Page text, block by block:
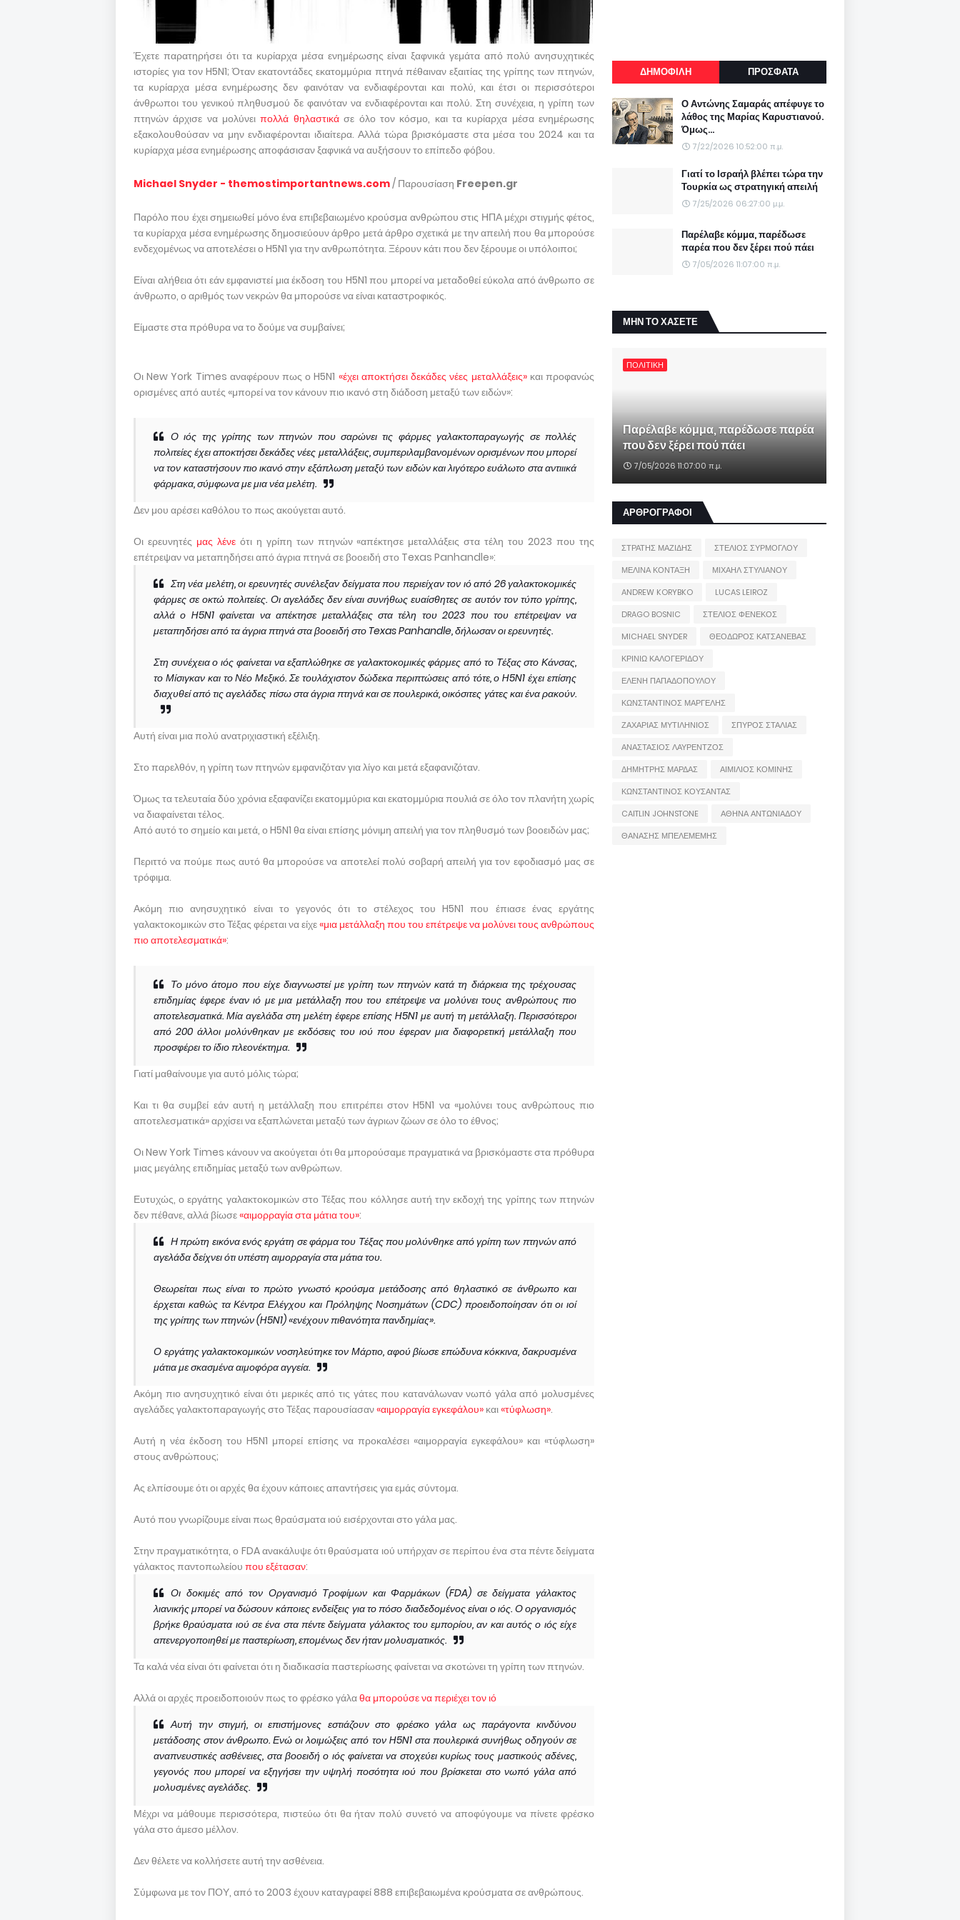
Έχετε παρατηρήσει ότι τα κυρίαρχα μέσα ενημέρωσης είναι ξαφνικά γεμάτα από πολύ ανησυχητικές
ιστορίες για τον H5N1; Όταν εκατοντάδες εκατομμύρια πτηνά πέθαιναν εξαιτίας της γρίπης των πτηνών,
τα κυρίαρχα μέσα ενημέρωσης δεν φαινόταν να ενδιαφέρονται και πολύ, και έτσι οι περισσότεροι
άνθρωποι του γενικού πληθυσμού δε φαινόταν να ενδιαφέρονται και πολύ. Στη συνέχεια, η γρίπη των
πτηνών άρχισε να μολύνειπολλά θηλαστικάσε όλο τον κόσμο, και τα κυρίαρχα μέσα ενημέρωσης
εξακολουθούσαν να μην ενδιαφέρονται ιδιαίτερα. Αλλά τώρα βρισκόμαστε στα μέσα του 2024 και τα
κυρίαρχα μέσα ενημέρωσης αποφάσισαν ξαφνικά να αυξήσουν το επίπεδο φόβου.
Michael Snyder - themostimportantnews.com/ Παρουσίαση Freepen.gr
Παρόλο που έχει σημειωθεί μόνο ένα επιβεβαιωμένο κρούσμα ανθρώπου στις ΗΠΑ μέχρι στιγμής φέτος,
τα κυρίαρχα μέσα ενημέρωσης δημοσιεύουν άρθρο μετά άρθρο σχετικά με την απειλή που θα μπορούσε
ενδεχομένως να αποτελέσει ο H5N1 για την ανθρωπότητα. Ξέρουν κάτι που δεν ξέρουμε οι υπόλοιποι;
Είναι αλήθεια ότι εάν εμφανιστεί μια έκδοση του H5N1 που μπορεί να μεταδοθεί εύκολα από άνθρωπο σε
άνθρωπο, ο αριθμός των νεκρών θα μπορούσε να είναι καταστροφικός.
Είμαστε στα πρόθυρα να το δούμε να συμβαίνει;
Οι New York Times αναφέρουν πως ο H5N1 «έχει αποκτήσει δεκάδες νέες μεταλλάξεις»και προφανώς
ορισμένες από αυτές «μπορεί να τον κάνουν πιο ικανό στη διάδοση μεταξύ των ειδών»:
Ο ιός της γρίπης των πτηνών που σαρώνει τις φάρμες γαλακτοπαραγωγής σε πολλές
πολιτείες έχει αποκτήσει δεκάδες νέες μεταλλάξεις, συμπεριλαμβανομένων ορισμένων που μπορεί
να τον καταστήσουν πιο ικανό στην εξάπλωση μεταξύ των ειδών και λιγότερο ευάλωτο στα αντιιικά
φάρμακα, σύμφωνα με μια νέα μελέτη.
Δεν μου αρέσει καθόλου το πως ακούγεται αυτό.
Οι ερευνητές μας λένεότι η γρίπη των πτηνών «απέκτησε μεταλλάξεις στα τέλη του 2023 που της
επέτρεψαν να μεταπηδήσει από άγρια ​​πτηνά σε βοοειδή στο Texas Panhandle»:
Στη νέα μελέτη, οι ερευνητές συνέλεξαν δείγματα που περιείχαν τον ιό από 26 γαλακτοκομικές
φάρμες σε οκτώ πολιτείες. Οι αγελάδες δεν είναι συνήθως ευαίσθητες σε αυτόν τον τύπο γρίπης,
αλλά ο H5N1 φαίνεται να απέκτησε μεταλλάξεις στα τέλη του 2023 που του επέτρεψαν να
μεταπηδήσει από τα άγρια πτηνά στα βοοειδή στο Texas Panhandle, δήλωσαν οι ερευνητές.
Στη συνέχεια ο ιός φαίνεται να εξαπλώθηκε σε γαλακτοκομικές φάρμες από το Τέξας στο Κάνσας,
το Μίσιγκαν και το Νέο Μεξικό. Σε τουλάχιστον δώδεκα περιπτώσεις από τότε, ο H5N1 έχει επίσης
διαχυθεί από τις αγελάδες πίσω στα άγρια πτηνά και σε πουλερικά, οικόσιτες γάτες και ένα ρακούν.
Αυτή είναι μια πολύ ανατριχιαστική εξέλιξη.
Στο παρελθόν, η γρίπη των πτηνών εμφανιζόταν για λίγο και μετά εξαφανιζόταν.
Όμως τα τελευταία δύο χρόνια εξαφανίζει εκατομμύρια και εκατομμύρια πουλιά σε όλο τον πλανήτη χωρίς
να διαφαίνεται τέλος.
Από αυτό το σημείο και μετά, ο H5N1 θα είναι επίσης μόνιμη απειλή για τον πληθυσμό των βοοειδών μας;
Περιττό να πούμε πως αυτό θα μπορούσε να αποτελεί πολύ σοβαρή απειλή για τον εφοδιασμό μας σε
τρόφιμα.
Ακόμη πιο ανησυχητικό είναι το γεγονός ότι το στέλεχος του H5N1 που έπιασε ένας εργάτης
γαλακτοκομικών στο Τέξας φέρεται να είχε«μια μετάλλαξη που του επέτρεψε να μολύνει τους ανθρώπους
πιο αποτελεσματικά»:
Το μόνο άτομο που είχε διαγνωστεί με γρίπη των πτηνών κατά τη διάρκεια της τρέχουσας
επιδημίας έφερε έναν ιό με μια μετάλλαξη που του επέτρεψε να μολύνει τους ανθρώπους πιο
αποτελεσματικά. Μία αγελάδα στη μελέτη έφερε επίσης H5N1 με αυτή τη μετάλλαξη. Περισσότεροι
από 200 άλλοι μολύνθηκαν με εκδόσεις του ιού που έφεραν μια διαφορετική μετάλλαξη που
προσφέρει το ίδιο πλεονέκτημα.
Γιατί μαθαίνουμε για αυτό μόλις τώρα;
Και τι θα συμβεί εάν αυτή η μετάλλαξη που επιτρέπει στον H5N1 να «μολύνει τους ανθρώπους πιο
αποτελεσματικά» αρχίσει να εξαπλώνεται μεταξύ των άγριων ζώων σε όλο το έθνος;
Οι New York Times κάνουν να ακούγεται ότι θα μπορούσαμε πραγματικά να βρισκόμαστε στα πρόθυρα
μιας μεγάλης επιδημίας μεταξύ των ανθρώπων.
Ευτυχώς, ο εργάτης γαλακτοκομικών στο Τέξας που κόλλησε αυτή την εκδοχή της γρίπης των πτηνών
δεν πέθανε, αλλά βίωσε«αιμορραγία στα μάτια του»:
Η πρώτη εικόνα ενός εργάτη σε φάρμα του Τέξας που μολύνθηκε από γρίπη των πτηνών από
αγελάδα δείχνει ότι υπέστη αιμορραγία στα μάτια του.
Θεωρείται πως είναι το πρώτο γνωστό κρούσμα μετάδοσης από θηλαστικό σε άνθρωπο και
έρχεται καθώς τα Κέντρα Ελέγχου και Πρόληψης Νοσημάτων (CDC) προειδοποίησαν ότι οι ιοί
της γρίπης των πτηνών (H5N1) «ενέχουν πιθανότητα πανδημίας».
Ο εργάτης γαλακτοκομικών νοσηλεύτηκε τον Μάρτιο, αφού βίωσε επώδυνα κόκκινα, δακρυσμένα
μάτια με σκασμένα αιμοφόρα αγγεία.
Ακόμη πιο ανησυχητικό είναι ότι μερικές από τις γάτες που κατανάλωναν νωπό γάλα από μολυσμένες
αγελάδες γαλακτοπαραγωγής στο Τέξας παρουσίασαν«αιμορραγία εγκεφάλου» και«τύφλωση».
Αυτή η νέα έκδοση του H5N1 μπορεί επίσης να προκαλέσει «αιμορραγία εγκεφάλου» και «τύφλωση»
στους ανθρώπους;
Ας ελπίσουμε ότι οι αρχές θα έχουν κάποιες απαντήσεις για εμάς σύντομα.
Αυτό που γνωρίζουμε είναι πως θραύσματα ιού εισέρχονται στο γάλα μας.
Στην πραγματικότητα, ο FDA ανακάλυψε ότι θραύσματα ιού υπήρχαν σε περίπου ένα στα πέντε δείγματα
γάλακτος παντοπωλείου που εξέτασαν:
Οι δοκιμές από τον Οργανισμό Τροφίμων και Φαρμάκων (FDA) σε δείγματα γάλακτος
λιανικής μπορεί να δώσουν κάποιες ενδείξεις για το πόσο διαδεδομένος είναι ο ιός. Ο οργανισμός
βρήκε θραύσματα ιού σε ένα στα πέντε δείγματα γάλακτος του εμπορίου, αν και αυτός ο ιός είχε
απενεργοποιηθεί με παστερίωση, επομένως δεν ήταν μολυσματικός.
Τα καλά νέα είναι ότι φαίνεται ότι η διαδικασία παστερίωσης φαίνεται να σκοτώνει τη γρίπη των πτηνών.
Αλλά οι αρχές προειδοποιούν πως το φρέσκο γάλαθα μπορούσε να περιέχει τον ιό
Αυτή την στιγμή, οι επιστήμονες εστιάζουν στο φρέσκο γάλα ως παράγοντα κινδύνου
μετάδοσης στον άνθρωπο. Ενώ οι λοιμώξεις από τον H5N1 στα πουλερικά συνήθως οδηγούν σε
αναπνευστικές ασθένειες, στα βοοειδή ο ιός φαίνεται να στοχεύει κυρίως τους μαστικούς αδένες,
γεγονός που μπορεί να εξηγήσει την υψηλή ποσότητα ιού που βρίσκεται στο νωπό γάλα από
μολυσμένες αγελάδες.
Μέχρι να μάθουμε περισσότερα, πιστεύω ότι θα ήταν πολύ συνετό να αποφύγουμε να πίνετε φρέσκο
γάλα στο άμεσο μέλλον.
Δεν θέλετε να κολλήσετε αυτή την ασθένεια.
Σύμφωνα με τον ΠΟΥ, από το 2003 έχουν καταγραφεί 888 επιβεβαιωμένα κρούσματα σε ανθρώπους.
ΔΗΜΟΦΙΛΗ ΠΡΟΣΦΑΤΑ
Ο Αντώνης Σαμαράς απέφυγε το
λάθος της Μαρίας Καρυστιανού.
Όμως...
7/22/2026 10:52:00 π.μ.
Γιατί το Ισραήλ βλέπει τώρα την
Τουρκία ως στρατηγική απειλή
7/25/2026 06:27:00 μ.μ.
Παρέλαβε κόμμα, παρέδωσε
παρέα που δεν ξέρει πού πάει
7/05/2026 11:07:00 π.μ.
ΜΗΝ ΤΟ ΧΑΣΕΤΕ
ΠΟΛΙΤΙΚΗ
Παρέλαβε κόμμα, παρέδωσε παρέα
που δεν ξέρει πού πάει
7/05/2026 11:07:00 π.μ.
ΑΡΘΡΟΓΡΑΦΟΙ
ΣΤΡΑΤΗΣ ΜΑΖΙΔΗΣ
ΣΤΕΛΙΟΣ ΣΥΡΜΟΓΛΟΥ
ΜΕΛΙΝΑ ΚΟΝΤΑΞΗ
ΜΙΧΑΗΛ ΣΤΥΛΙΑΝΟΥ
ANDREW KORYBKO
LUCAS LEIROZ
DRAGO BOSNIC
ΣΤΕΛΙΟΣ ΦΕΝΕΚΟΣ
MICHAEL SNYDER
ΘΕΟΔΩΡΟΣ ΚΑΤΣΑΝΕΒΑΣ
ΚΡΙΝΙΩ ΚΑΛΟΓΕΡΙΔΟΥ
ΕΛΕΝΗ ΠΑΠΑΔΟΠΟΥΛΟΥ
ΚΩΝΣΤΑΝΤΙΝΟΣ ΜΑΡΓΕΛΗΣ
ΖΑΧΑΡΙΑΣ ΜΥΤΙΛΗΝΙΟΣ
ΣΠΥΡΟΣ ΣΤΑΛΙΑΣ
ΑΝΑΣΤΑΣΙΟΣ ΛΑΥΡΕΝΤΖΟΣ
ΔΗΜΗΤΡΗΣ ΜΑΡΔΑΣ
ΑΙΜΙΛΙΟΣ ΚΟΜΙΝΗΣ
ΚΩΝΣΤΑΝΤΙΝΟΣ ΚΟΥΣΑΝΤΑΣ
CAITLIN JOHNSTONE
ΑΘΗΝΑ ΑΝΤΩΝΙΑΔΟΥ
ΘΑΝΑΣΗΣ ΜΠΕΛΕΜΕΜΗΣ